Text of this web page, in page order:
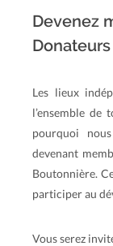
Devenez
Donateurs
Les lieux
l’ensemble de
pourquoi
devenant
Boutonnière.
participer au
Vous serez